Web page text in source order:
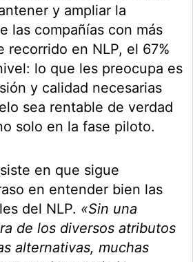
y ampliar la
las compañías con más
recorrido en NLP, el 67%
lo que les preocupa es
y calidad necesarias
sea rentable de verdad
solo en la fase piloto.
en que sigue
en entender bien las
del NLP. «Sin una
de los diversos atributos
alternativas, muchas